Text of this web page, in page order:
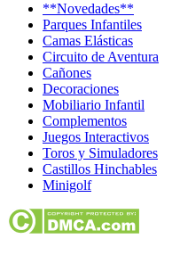
**Novedades**
Parques Infantiles
Camas Elásticas
Circuito de Aventura
Cañones
Decoraciones
Mobiliario Infantil
Complementos
Juegos Interactivos
Toros y Simuladores
Castillos Hinchables
Minigolf